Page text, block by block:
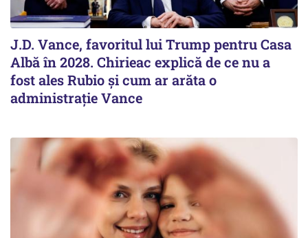
J.D. Vance, favoritul lui Trump pentru Casa
Albă în 2028. Chirieac explică de ce nu a
fost ales Rubio și cum ar arăta o
administrație Vance